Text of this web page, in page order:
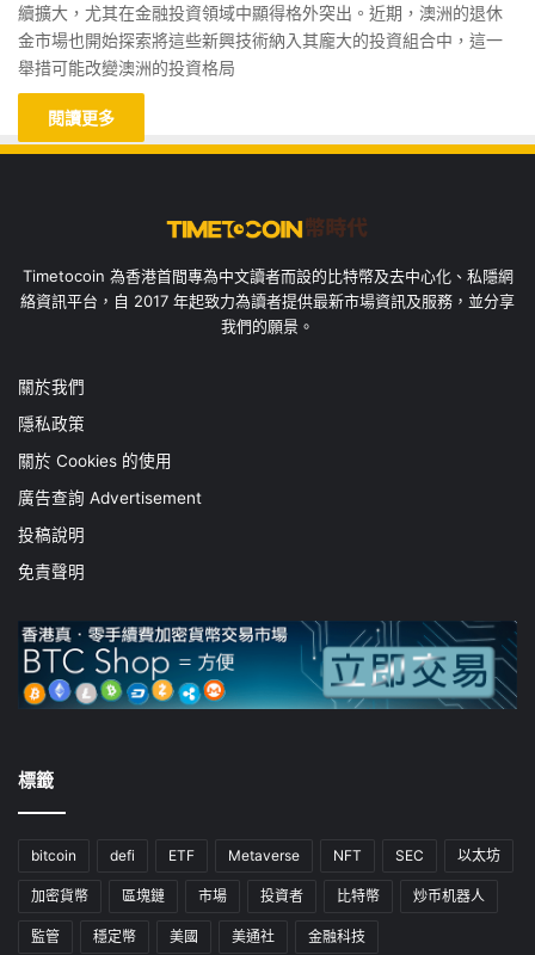
續擴大，尤其在金融投資領域中顯得格外突出。近期，澳洲的退休
金市場也開始探索將這些新興技術納入其龐大的投資組合中，這一
舉措可能改變澳洲的投資格局
閱讀更多
Timetocoin 為香港首間專為中文讀者而設的比特幣及去中心化、私隱網
絡資訊平台，自 2017 年起致力為讀者提供最新市場資訊及服務，並分享
我們的願景。
關於我們
隱私政策
關於 Cookies 的使用
廣告查詢 Advertisement
投稿說明
免責聲明
標籤
bitcoin defi ETF Metaverse NFT SEC 以太坊
加密貨幣 區塊鏈 市場 投資者 比特幣 炒币机器人
監管 穩定幣 美國 美通社 金融科技